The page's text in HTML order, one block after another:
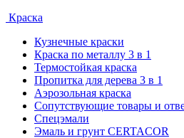
Краска
Кузнечные краски
Краска по металлу 3 в 1
Термостойкая краска
Пропитка для дерева 3 в 1
Аэрозольная краска
Сопутствующие товары и
Спецэмали
Эмаль и грунт CERTACOR